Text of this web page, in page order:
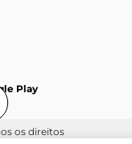
Play
os direitos